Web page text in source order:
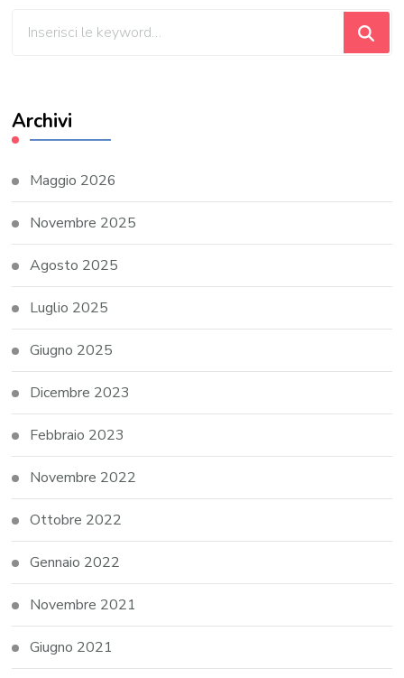
Archivi
Maggio 2026
Novembre 2025
Agosto 2025
Luglio 2025
Giugno 2025
Dicembre 2023
Febbraio 2023
Novembre 2022
Ottobre 2022
Gennaio 2022
Novembre 2021
Giugno 2021